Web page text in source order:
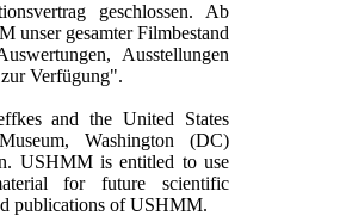
geschlossen. Ab
unser gesamter Filmbestand
Ausstellungen
Verfügung".
and the United States
Washington (DC)
USHMM is entitled to use
for future scientific
publications of USHMM.